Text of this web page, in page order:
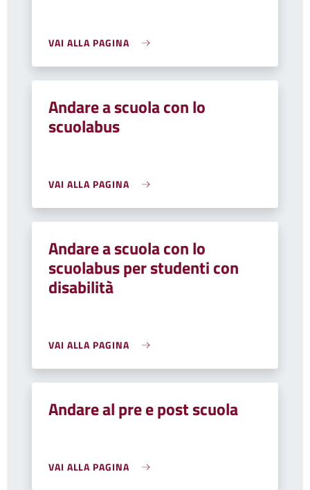
VAI ALLA PAGINA
Andare a scuola con lo
scuolabus
VAI ALLA PAGINA
Andare a scuola con lo
scuolabus per studenti con
disabilità
VAI ALLA PAGINA
Andare al pre e post scuola
VAI ALLA PAGINA